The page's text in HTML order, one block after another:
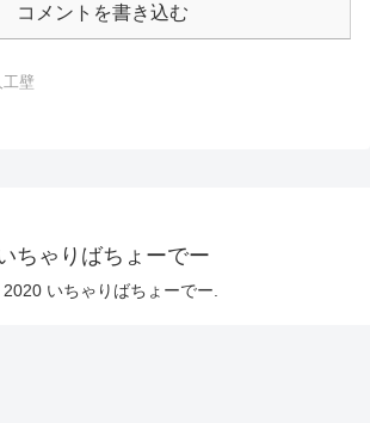
コメントを書き込む
工壁
ちゃりばちょーでー
いちゃりばちょーでー.